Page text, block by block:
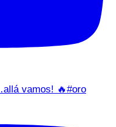
vamos! 🔥#oro